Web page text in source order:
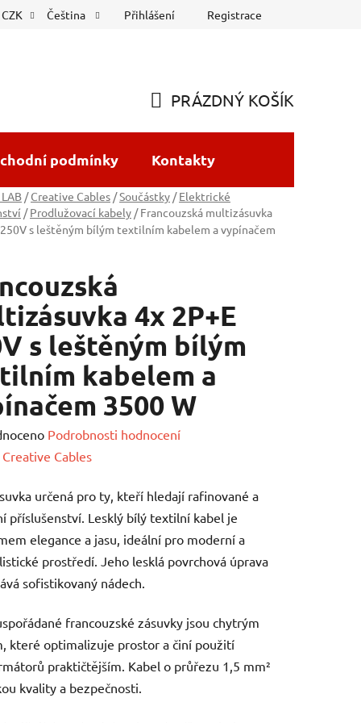
CZK Čeština Přihlášení Registrace
KOŠÍK
PRÁZDNÝ KOŠÍK
podmínky Kontakty
/ Creative Cables /Součástky / Elektrické
/ Prodlužovací kabely / Francouzská multizásuvka
s leštěným bílým textilním kabelem a vypínačem
4x 2P+E
s leštěným bílým
kabelem a
3500 W
Podrobnosti hodnocení
Creative Cables
určená pro ty, kteří hledají rafinované a
příslušenství. Lesklý bílý textilní kabel je
elegance a jasu, ideální pro moderní a
prostředí. Jeho lesklá povrchová úprava
sofistikovaný nádech.
francouzské zásuvky jsou chytrým
které optimalizuje prostor a činí použití
praktičtějším. Kabel o průřezu 1,5 mm²
kvality a bezpečnosti.